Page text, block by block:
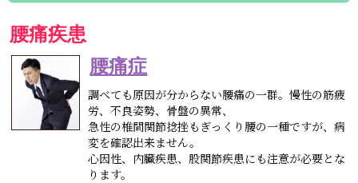
腰痛疾患
腰痛症
調べても原因が分からない腰痛の一群。慢性の筋疲
労、不良姿勢、骨盤の異常、
急性の椎間関節捻挫もぎっくり腰の一種ですが、病
変を確認出来ません。
心因性、内臓疾患、股関節疾患にも注意が必要とな
ります。